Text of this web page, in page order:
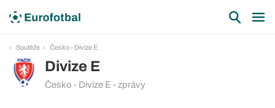
Soutěže Česko - Divize E
Divize E
Česko - Divize E - zprávy